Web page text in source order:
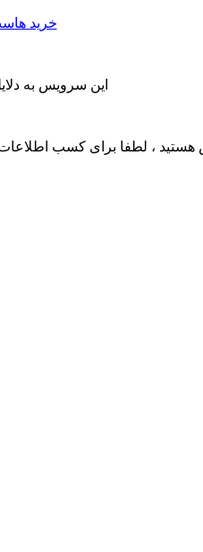
این سرویس به
، لطفا برای کسب اطلاعات